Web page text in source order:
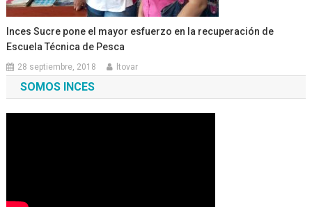
Inces Sucre pone el mayor esfuerzo en la recuperación de
Escuela Técnica de Pesca
28 septiembre, 2018 ltovar
SOMOS INCES